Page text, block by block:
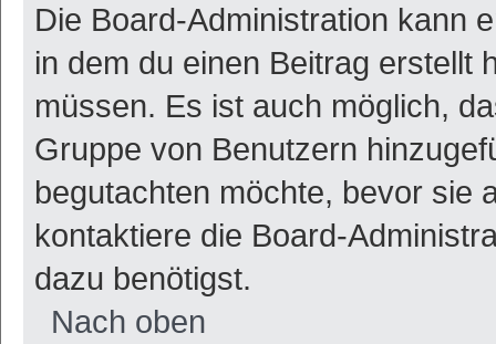
Die Board-Administration kann
in dem du einen Beitrag erstellt
müssen. Es ist auch möglich,
Gruppe von Benutzern
begutachten möchte, bevor sie
kontaktiere die Board-
dazu benötigst.
Nach oben